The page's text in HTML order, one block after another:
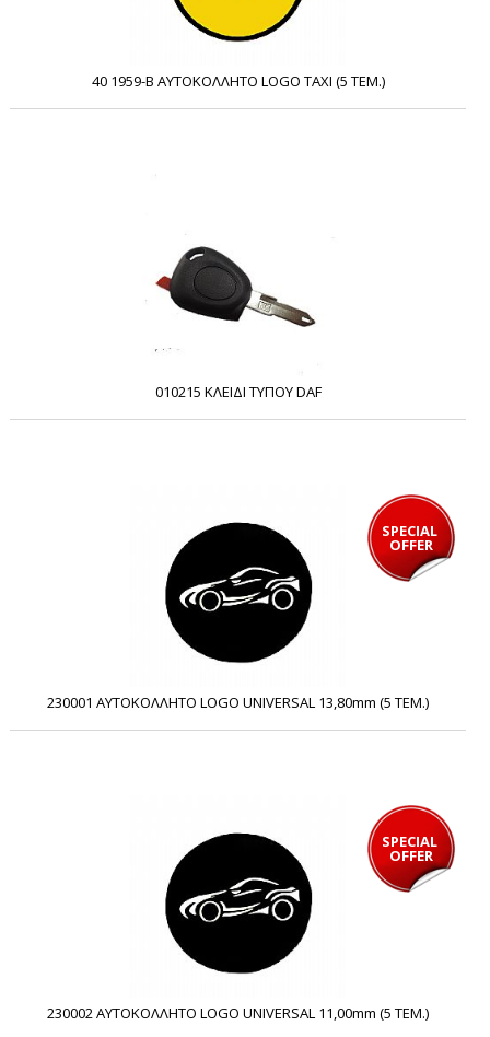
40 1959-B ΑΥΤΟΚΟΛΛΗΤΟ LOGO TAXI (5 ΤΕΜ.)
010215 ΚΛΕΙΔΙ ΤΥΠΟΥ DAF
SPECIAL
OFFER
230001 ΑΥΤΟΚΟΛΛΗΤΟ LOGO UNIVERSAL 13,80mm (5 ΤΕΜ.)
SPECIAL
OFFER
230002 ΑΥΤΟΚΟΛΛΗΤΟ LOGO UNIVERSAL 11,00mm (5 ΤΕΜ.)